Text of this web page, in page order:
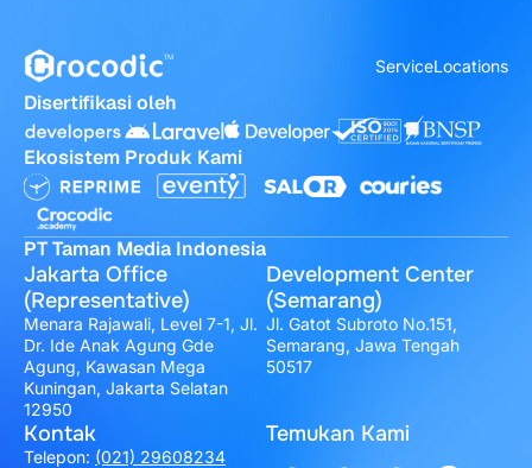
ServiceLocations
Disertifikasi oleh
Ekosistem Produk Kami
PT Taman Media Indonesia
Jakarta Office
(Representative)
Menara Rajawali, Level 7-1, Jl.
Dr. Ide Anak Agung Gde
Agung, Kawasan Mega
Kuningan, Jakarta Selatan
12950
Development Center
(Semarang)
Jl. Gatot Subroto No.151,
Semarang, Jawa Tengah
50517
Kontak
Telepon: (021) 29608234
Temukan Kami